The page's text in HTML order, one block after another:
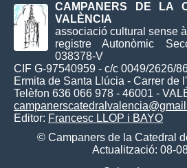
CAMPANERS DE LA
VALÈNCIA
associació cultural sense
registre Autonòmic
038378-V
CIF G-97540959 - c/c 0049/2626/
Ermita de Santa Llúcia - Carrer de
Telèfon 636 066 978 - 46001 -
Editor: Francesc LLOP i BAYO
© Campaners de la Catedral
Actualització: 08-